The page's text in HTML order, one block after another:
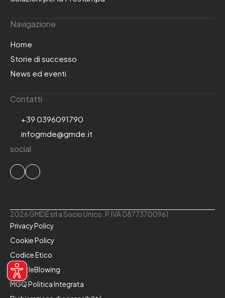
Navigazione
Home
Storie di successo
News ed eventi
Contatti
+39 0396091790
infogmde@gmde.it
social
2026 GMDE srl a Socio Unico. P.IVA 08773700961
Privacy Policy
Cookie Policy
Codice Etico
WhistleBlowing
MGQ Politica Integrata